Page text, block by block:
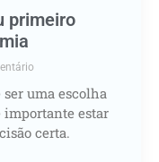
primeiro
uma escolha
importante estar
certa.